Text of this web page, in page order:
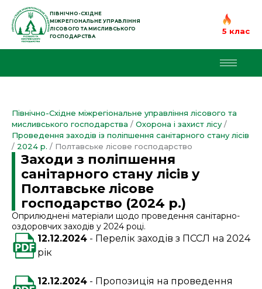
Перейти
вмісту
ПІВНІЧНО-СХІДНЕ
МІЖРЕГІОНАЛЬНЕ УПРАВЛІННЯ
ЛІСОВОГО ТА МИСЛИВСЬКОГО
ГОСПОДАРСТВА
5 клас
Північно-Східне міжрегіональне управління лісового та
мисливського господарства / Охорона і захист лісу/
Проведення заходів із поліпшення санітарного стану лісів
/ 2024 р. / Полтавське лісове господарство
Заходи з поліпшення
санітарного стану лісів у
Полтавське лісове
господарство (2024 р.)
Оприлюднені матеріали щодо проведення санітарно-
оздоровчих заходів у 2024 році.
12.12.2024
Перелік заходів з ПССЛ на 2024
рік
12.12.2024
Пропозиція на проведення